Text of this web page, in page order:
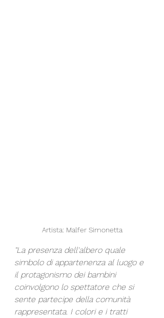
Artista: Malfer Simonetta
"La presenza dell'albero quale
simbolo di appartenenza al luogo e
il protagonismo dei bambini
coinvolgono lo spettatore che si
sente partecipe della comunità
rappresentata. I colori e i tratti